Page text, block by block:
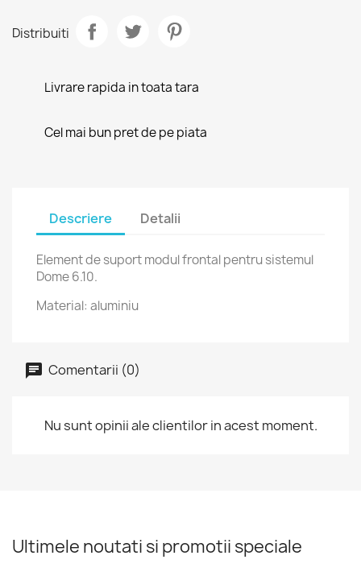
Distribuiti
Livrare rapida in toata tara
Cel mai bun pret de pe piata
Descriere Detalii
Element de suport modul frontal pentru sistemul
Dome 6.10.
Material: aluminiu
Comentarii (0)
Nu sunt opinii ale clientilor in acest moment.
Ultimele noutati si promotii speciale